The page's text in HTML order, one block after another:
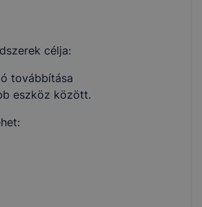
célja:
továbbítása
eszköz között.